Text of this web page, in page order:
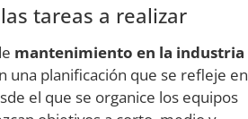
tareas a realizar
mantenimiento en la industria
una planificación que se refleje en
el que se organice los equipos